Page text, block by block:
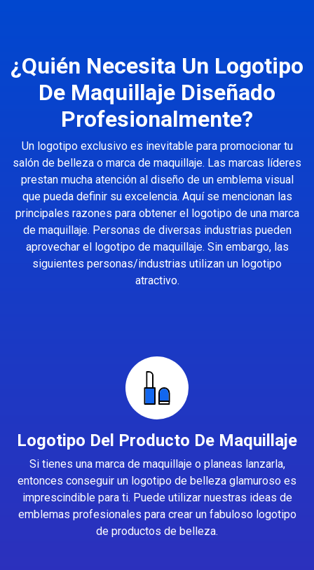
¿Quién Necesita Un Logotipo
De Maquillaje Diseñado
Profesionalmente?
Un logotipo exclusivo es inevitable para promocionar tu
salón de belleza o marca de maquillaje. Las marcas líderes
prestan mucha atención al diseño de un emblema visual
que pueda definir su excelencia. Aquí se mencionan las
principales razones para obtener el logotipo de una marca
de maquillaje. Personas de diversas industrias pueden
aprovechar el logotipo de maquillaje. Sin embargo, las
siguientes personas/industrias utilizan un logotipo
atractivo.
Logotipo Del Producto De Maquillaje
Si tienes una marca de maquillaje o planeas lanzarla,
entonces conseguir un logotipo de belleza glamuroso es
imprescindible para ti. Puede utilizar nuestras ideas de
emblemas profesionales para crear un fabuloso logotipo
de productos de belleza.